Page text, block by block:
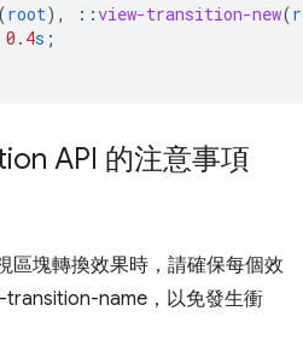
(root), ::view-transition-new(
0.4s ;
API 的注意事項
區塊轉換效果時，請確保每個效
transition-name，以免發生衝